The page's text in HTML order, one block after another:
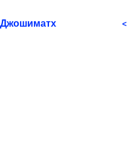
Джошиматх <